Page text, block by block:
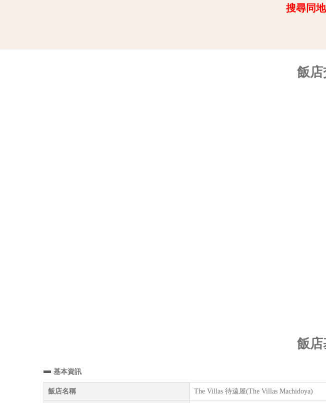
搜尋同
飯店
飯
基本資訊
飯店名稱 The Villas 待遠屋(The Villas Machidoya)